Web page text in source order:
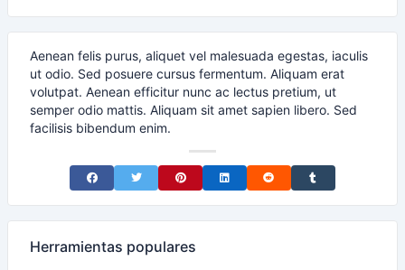
Aenean felis purus, aliquet vel malesuada egestas, iaculis
ut odio. Sed posuere cursus fermentum. Aliquam erat
volutpat. Aenean efficitur nunc ac lectus pretium, ut
semper odio mattis. Aliquam sit amet sapien libero. Sed
facilisis bibendum enim.
Share on Facebook
Share on TwitterShare on Pinterest
Share on LinkedIn
Share on RedditShare on Tumblr
Herramientas populares